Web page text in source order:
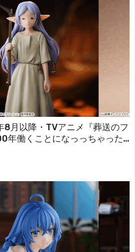
月以降・TVアニメ『葬送のフ
年働くことになっっちゃった
化！